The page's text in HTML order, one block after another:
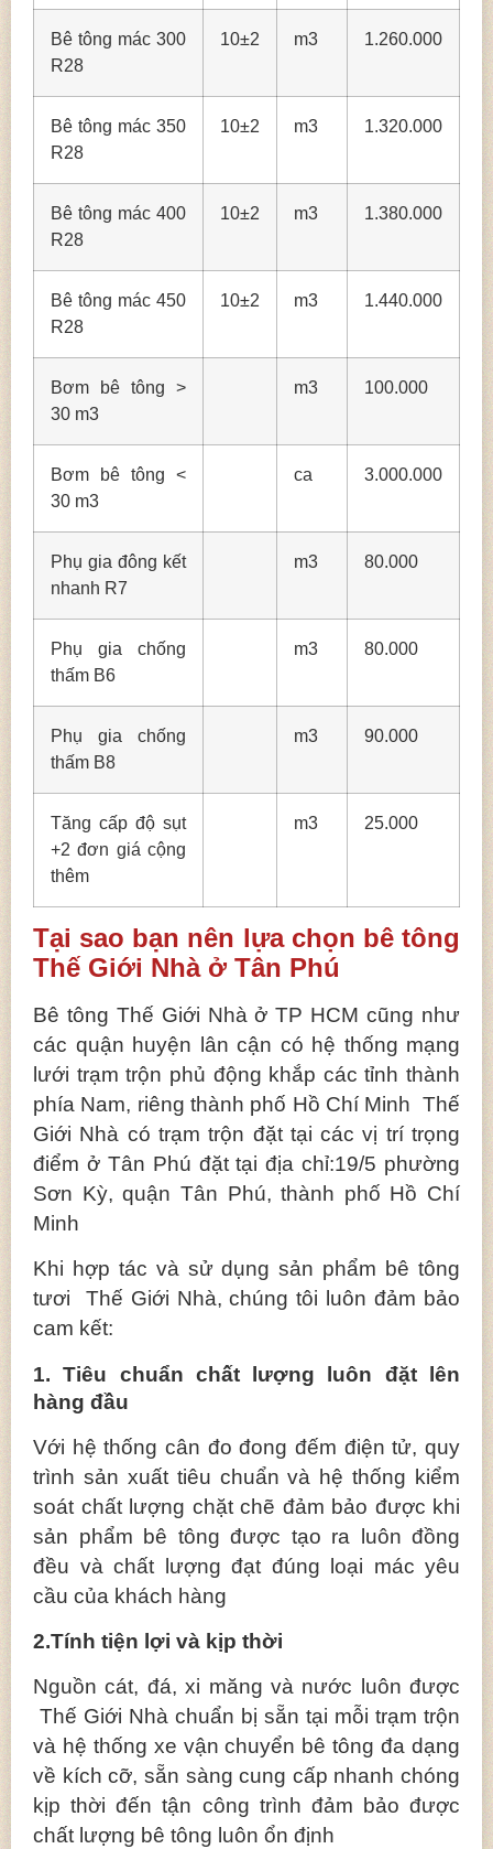
Bê tông mác 300
R28
10±2 m3 1.260.000
Bê tông mác 350
R28
10±2 m3 1.320.000
Bê tông mác 400
R28
10±2 m3 1.380.000
Bê tông mác 450
R28
10±2 m3 1.440.000
Bơm bê tông >
30 m3
m3 100.000
Bơm bê tông <
30 m3
ca 3.000.000
Phụ gia đông kết
nhanh R7
m3 80.000
Phụ gia chống
thấm B6
m3 80.000
Phụ gia chống
thấm B8
m3 90.000
Tăng cấp độ sụt
+2 đơn giá cộng
thêm
m3 25.000
Tại sao bạn nên lựa chọn bê tông
Thế Giới Nhà ở Tân Phú
Bê tông Thế Giới Nhà ở TP HCM cũng như
các quận huyện lân cận có hệ thống mạng
lưới trạm trộn phủ động khắp các tỉnh thành
phía Nam, riêng thành phố Hồ Chí Minh Thế
Giới Nhà có trạm trộn đặt tại các vị trí trọng
điểm ở Tân Phú đặt tại địa chỉ:19/5 phường
Sơn Kỳ, quận Tân Phú, thành phố Hồ Chí
Minh
Khi hợp tác và sử dụng sản phẩm bê tông
tươi Thế Giới Nhà, chúng tôi luôn đảm bảo
cam kết:
1. Tiêu chuẩn chất lượng luôn đặt lên
hàng đầu
Với hệ thống cân đo đong đếm điện tử, quy
trình sản xuất tiêu chuẩn và hệ thống kiểm
soát chất lượng chặt chẽ đảm bảo được khi
sản phẩm bê tông được tạo ra luôn đồng
đều và chất lượng đạt đúng loại mác yêu
cầu của khách hàng
2.Tính tiện lợi và kịp thời
Nguồn cát, đá, xi măng và nước luôn được
Thế Giới Nhà chuẩn bị sẵn tại mỗi trạm trộn
và hệ thống xe vận chuyển bê tông đa dạng
về kích cỡ, sẵn sàng cung cấp nhanh chóng
kịp thời đến tận công trình đảm bảo được
chất lượng bê tông luôn ổn định